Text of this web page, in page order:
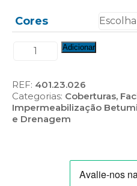
Cores
Quantidade
APP
FPV
4
kg
Adicionar
REF: 401.23.026
Categorias: Coberturas,
Impermeabilização
e Drenagem